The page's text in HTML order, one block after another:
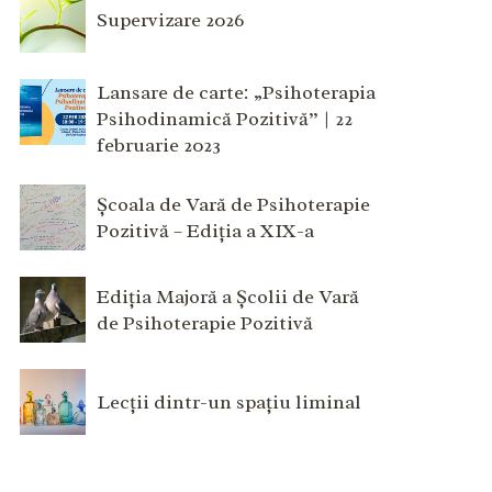
Supervizare 2026
Lansare de carte: „Psihoterapia
Psihodinamică Pozitivă” | 22
februarie 2023
Școala de Vară de Psihoterapie
Pozitivă – Ediția a XIX-a
Ediția Majoră a Școlii de Vară
de Psihoterapie Pozitivă
Lecții dintr-un spațiu liminal